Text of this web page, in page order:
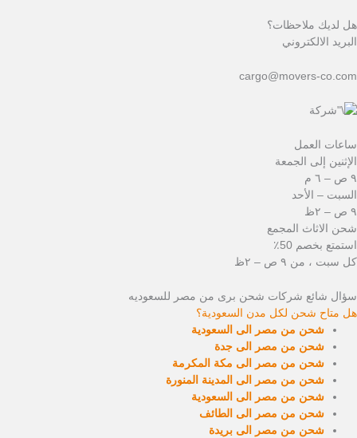
هل لديك ملاحظات؟
البريد الالكتروني
cargo@movers-co.com
ساعات العمل
الإثنين إلى الجمعة
٩ ص – ٦ م
السبت – الأحد
٩ ص – ٢ظ
شحن الاثاث المجمع
استمتع بخصم 50٪
كل سبت ، من ٩ ص – ٢ظ
سؤال شائع شركات شحن برى من مصر للسعوديه
هل متاح شحن لكل مدن السعودية؟
شحن من مصر الى السعودية
شحن من مصر الى جدة
شحن من مصر الى مكة المكرمة
شحن من مصر الى المدينة المنورة
شحن من مصر الى السعودية
شحن من مصر الى الطائف
شحن من مصر الى بريدة